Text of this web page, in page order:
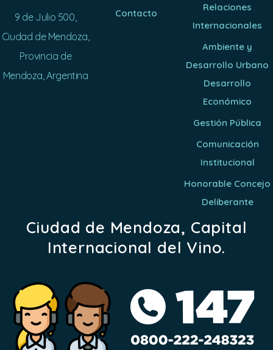
9 de Julio 500,
Ciudad de Mendoza,
Provincia de
Mendoza, Argentina
Contacto
Relaciones
Internacionales
Ambiente y
Desarrollo Urbano
Desarrollo
Económico
Gestión Pública
Comunicación
Institucional
Honorable Concejo
Deliberante
Ciudad de Mendoza, Capital
Internacional del Vino.